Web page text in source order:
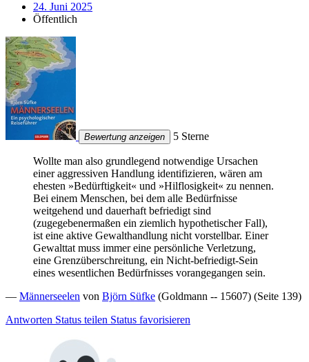
24. Juni 2025
Öffentlich
Bewertung anzeigen 5 Sterne
Wollte man also grundlegend notwendige Ursachen
einer aggressiven Handlung identifizieren, wären am
ehesten »Bedürftigkeit« und »Hilflosigkeit« zu nennen.
Bei einem Menschen, bei dem alle Bedürfnisse
weitgehend und dauerhaft befriedigt sind
(zugegebenermaßen ein ziemlich hypothetischer Fall),
ist eine aktive Gewalthandlung nicht vorstellbar. Einer
Gewalttat muss immer eine persönliche Verletzung,
eine Grenzüberschreitung, ein Nicht-befriedigt-Sein
eines wesentlichen Bedürfnisses vorangegangen sein.
— Männerseelen von Björn Süfke (Goldmann -- 15607) (Seite 139)
Antworten Status teilen Status favorisieren